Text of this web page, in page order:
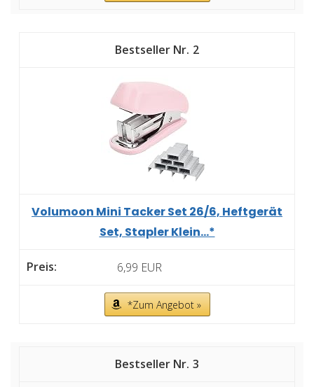
2
Volumoon Mini Tacker Set 26/6, Heftgerät
Set, Stapler Klein...*
6,99 EUR
*Zum Angebot »
3